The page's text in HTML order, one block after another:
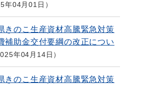
年04月01日
きのこ生産資材高騰緊急対策
補助金交付要綱の改正につい
年04月14日
きのこ生産資材高騰緊急対策